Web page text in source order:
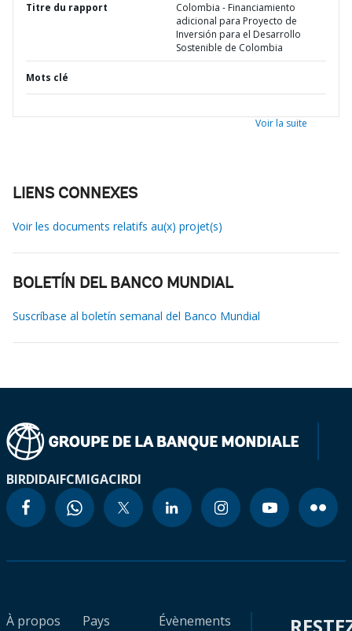
Titre du rapport
Colombia - Financiamiento
adicional para Proyecto de
Inversión para el Desarrollo
Sostenible de Colombia
Mots clé
Voir la suite
LIENS CONNEXES
Voir les documents relatifs au(x) projet(s)
BOLETÍN DEL BANCO MUNDIAL
Suscríbase al boletín semanal del Banco Mundial
BIRDIDAIFCMIGACIRDI
À propos
Pays
Évènements